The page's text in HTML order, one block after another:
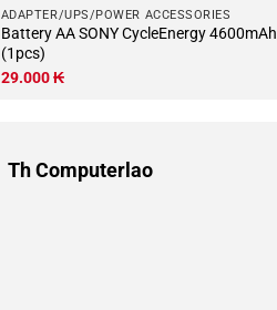
ADAPTER/UPS/POWER ACCESSORIES
Battery AA SONY CycleEnergy 4600mAh
(1pcs)
29.000₭
Th Computerlao